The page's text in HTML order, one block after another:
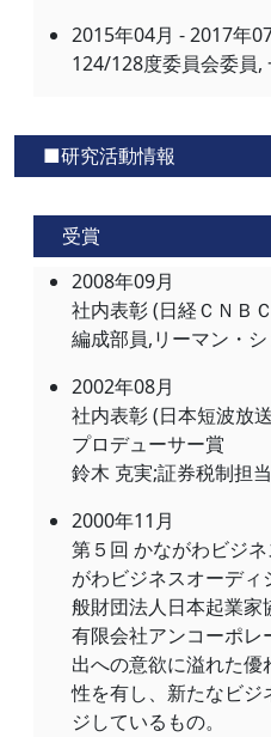
2015年04月 - 2017年
124/128度委員会委員,
■研究活動情報
受賞
2008年09月
社内表彰 (日経ＣＮＢ
編成部員,リーマン・
2002年08月
社内表彰 (日本短波放
プロデューサー賞
鈴木 克実;証券税制担
2000年11月
第５回 かながわビジ
がわビジネスオーディ
般財団法人日本起業家
有限会社アンコーポレ
出への意欲に溢れた
性を有し、新たなビジ
ジしているもの。